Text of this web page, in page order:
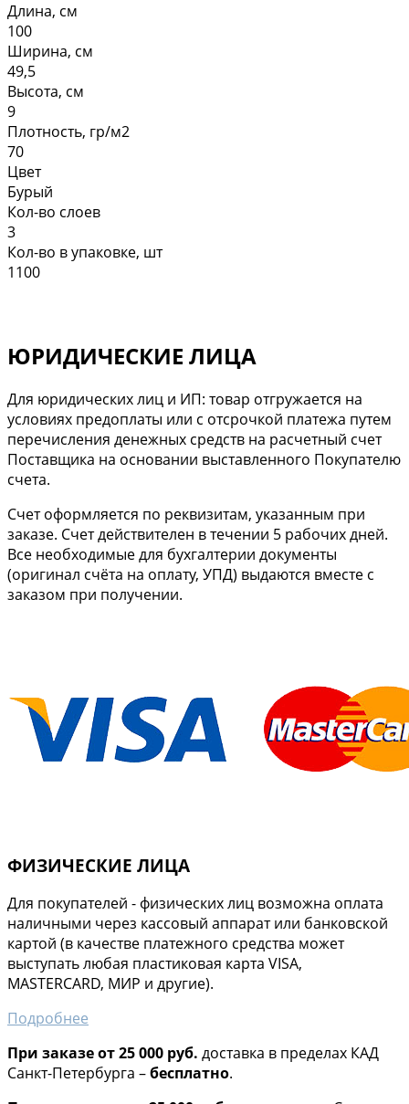
Длина, см
100
Ширина, см
49,5
Высота, см
9
Плотность, гр/м2
70
Цвет
Бурый
Кол-во слоев
3
Кол-во в упаковке, шт
1100
ЮРИДИЧЕСКИЕ ЛИЦА
Для юридических лиц и ИП: товар отгружается на
условиях предоплаты или с отсрочкой платежа путем
перечисления денежных средств на расчетный счет
Поставщика на основании выставленного Покупателю
счета.
Cчет оформляется по реквизитам, указанным при
заказе. Счет действителен в течении 5 рабочих дней.
Все необходимые для бухгалтерии документы
(оригинал счёта на оплату, УПД) выдаются вместе с
заказом при получении.
ФИЗИЧЕСКИЕ ЛИЦА
Для покупателей - физических лиц возможна оплата
наличными через кассовый аппарат или банковской
картой (в качестве платежного средства может
выступать любая пластиковая карта VISA,
MASTERCARD, МИР и другие).
Подробнее
При заказе от 25 000 руб. доставка в пределах КАД
Санкт-Петербурга –бесплатно.